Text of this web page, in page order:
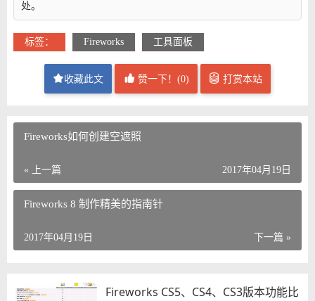
处。
标签： Fireworks 工具面板
收藏此文 赞一下！(0) 打赏本站
Fireworks如何创建空遮照
« 上一篇 2017年04月19日
Fireworks 8 制作精美的指南针
2017年04月19日 下一篇 »
Fireworks CS5、CS4、CS3版本功能比